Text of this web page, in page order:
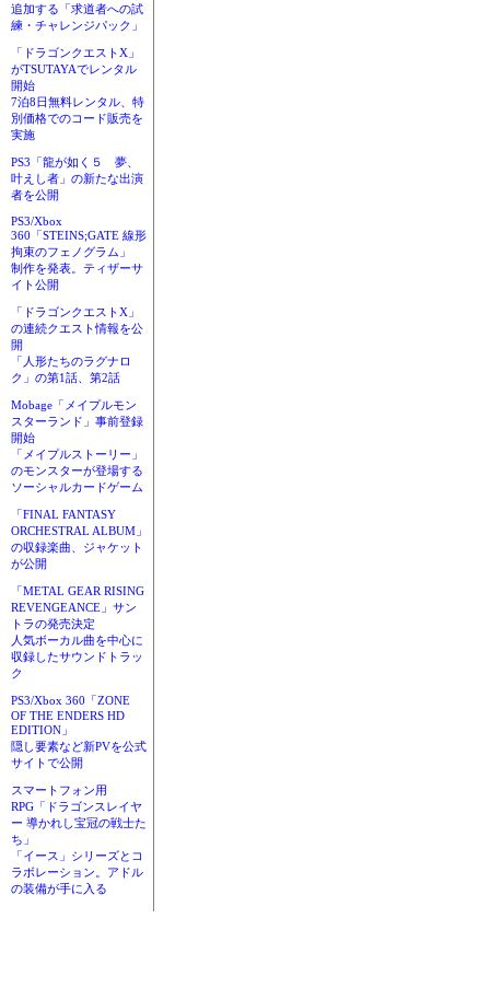
追加する「求道者への試
練・チャレンジパック」
「ドラゴンクエストX」
がTSUTAYAでレンタル
開始
7泊8日無料レンタル、特
別価格でのコード販売を
実施
PS3「龍が如く５ 夢、
叶えし者」の新たな出演
者を公開
PS3/Xbox
360「STEINS;GATE 線形
拘束のフェノグラム」
制作を発表。ティザーサ
イト公開
「ドラゴンクエストX」
の連続クエスト情報を公
開
「人形たちのラグナロ
ク」の第1話、第2話
Mobage「メイプルモン
スターランド」事前登録
開始
「メイプルストーリー」
のモンスターが登場する
ソーシャルカードゲーム
「FINAL FANTASY
ORCHESTRAL ALBUM」
の収録楽曲、ジャケット
が公開
「METAL GEAR RISING
REVENGEANCE」サン
トラの発売決定
人気ボーカル曲を中心に
収録したサウンドトラッ
ク
PS3/Xbox 360「ZONE
OF THE ENDERS HD
EDITION」
隠し要素など新PVを公式
サイトで公開
スマートフォン用
RPG「ドラゴンスレイヤ
ー 導かれし宝冠の戦士た
ち」
「イース」シリーズとコ
ラボレーション。アドル
の装備が手に入る